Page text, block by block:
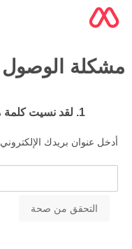
مشكلة الوصول
1. لقد نسيت كلمة مرور حساب Mailo الخاص بك
أدخل عنوان بريدك الإلكتروني Mailo: